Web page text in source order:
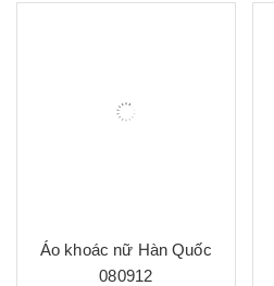
Áo khoác nữ Hàn Quốc
080912